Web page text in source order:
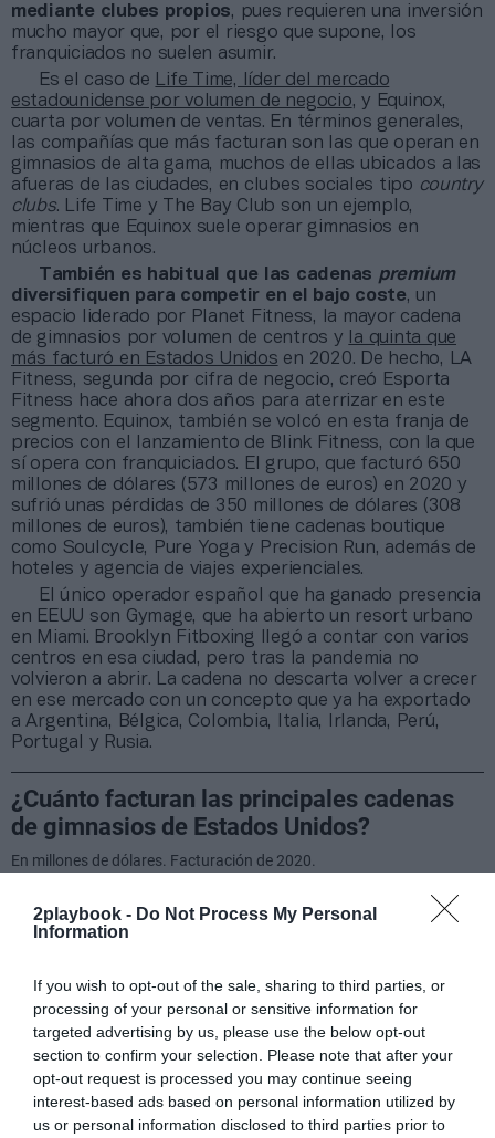
2playbook - Do Not Process My Personal
Information
If you wish to opt-out of the sale, sharing to third parties, or
processing of your personal or sensitive information for
targeted advertising by us, please use the below opt-out
section to confirm your selection. Please note that after your
opt-out request is processed you may continue seeing
interest-based ads based on personal information utilized by
us or personal information disclosed to third parties prior to
mediante clubes propios, pues requieren una inversión
mucho mayor que, por el riesgo que supone, los
franquiciados no suelen asumir.
Es el caso de
Life Time, líder del mercado
estadounidense por volumen de negocio, y Equinox,
cuarta por volumen de ventas. En términos generales,
las compañías que más facturan son las que operan en
gimnasios de alta gama, muchos de ellas ubicados a las
afueras de las ciudades, en clubes sociales tipo country
clubs. Life Time y The Bay Club son un ejemplo,
mientras que Equinox suele operar gimnasios en
núcleos urbanos.
También es habitual que las cadenas premium
diversifiquen para competir en el bajo coste, un
espacio liderado por Planet Fitness, la mayor cadena
de gimnasios por volumen de centros y
la quinta que
más facturó en Estados Unidos en 2020. De hecho, LA
Fitness, segunda por cifra de negocio, creó Esporta
Fitness hace ahora dos años para aterrizar en este
segmento. Equinox, también se volcó en esta franja de
precios con el lanzamiento de Blink Fitness, con la que
sí opera con franquiciados. El grupo, que facturó 650
millones de dólares (573 millones de euros) en 2020 y
sufrió unas pérdidas de 350 millones de dólares (308
millones de euros), también tiene cadenas boutique
como Soulcycle, Pure Yoga y Precision Run, además de
hoteles y agencia de viajes experienciales.
El único operador español que ha ganado presencia
en EEUU son Gymage, que ha abierto un resort urbano
en Miami. Brooklyn Fitboxing llegó a contar con varios
centros en esa ciudad, pero tras la pandemia no
volvieron a abrir. La cadena no descarta volver a crecer
en ese mercado con un concepto que ya ha exportado
a Argentina, Bélgica, Colombia, Italia, Irlanda, Perú,
Portugal y Rusia.